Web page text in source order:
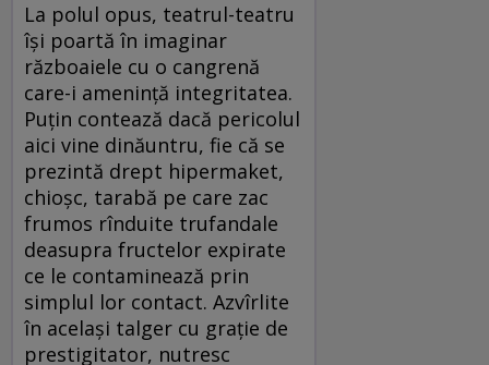
La polul opus, teatrul-teatru
îşi poartă în imaginar
războaiele cu o cangrenă
care-i ameninţă integritatea.
Puţin contează dacă pericolul
aici vine dinăuntru, fie că se
prezintă drept hipermaket,
chioşc, tarabă pe care zac
frumos rînduite trufandale
deasupra fructelor expirate
ce le contaminează prin
simplul lor contact. Azvîrlite
în acelaşi talger cu graţie de
prestigitator, nutresc